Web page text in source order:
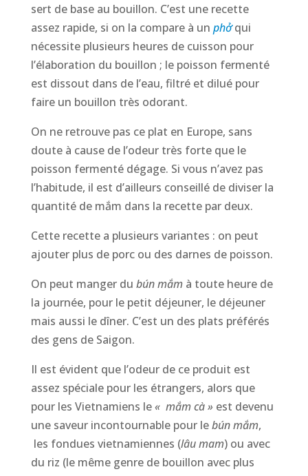
sert de base au bouillon. C’est une recette
assez rapide, si on la compare à un phởqui
nécessite plusieurs heures de cuisson pour
l’élaboration du bouillon ; le poisson fermenté
est dissout dans de l’eau, filtré et dilué pour
faire un bouillon très odorant.
On ne retrouve pas ce plat en Europe, sans
doute à cause de l’odeur très forte que le
poisson fermenté dégage. Si vous n’avez pas
l’habitude, il est d’ailleurs conseillé de diviser la
quantité de mắm dans la recette par deux.
Cette recette a plusieurs variantes : on peut
ajouter plus de porc ou des darnes de poisson.
On peut manger du bún mắmà toute heure de
la journée, pour le petit déjeuner, le déjeuner
mais aussi le dîner. C’est un des plats préférés
des gens de Saigon.
Il est évident que l’odeur de ce produit est
assez spéciale pour les étrangers, alors que
pour les Vietnamiens le« mắm cà » est devenu
une saveur incontournable pour lebún mắm,
les fondues vietnamiennes (lâu mam) ou avec
du riz (le même genre de bouillon avec plus